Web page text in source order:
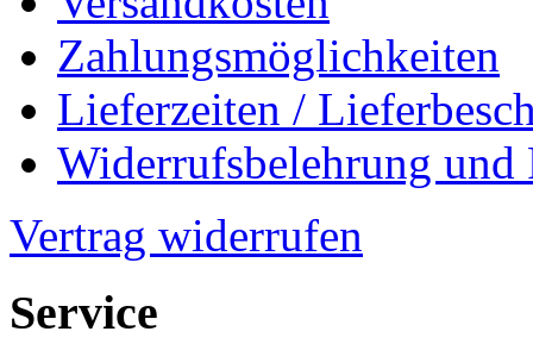
Zahlungsmöglichkeiten
Lieferzeiten /
Widerrufsbelehrung und
Vertrag widerrufen
Service